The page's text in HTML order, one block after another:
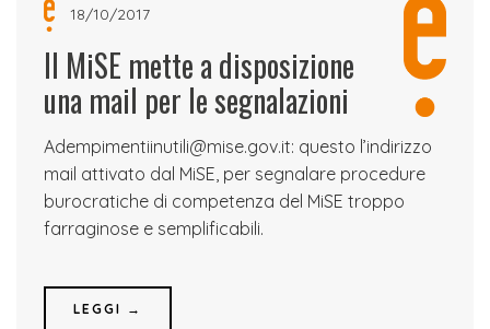
18/10/2017
Il MiSE mette a disposizione
una mail per le segnalazioni
Adempimentiinutili@mise.gov.it: questo l’indirizzo
mail attivato dal MiSE, per segnalare procedure
burocratiche di competenza del MiSE troppo
farraginose e semplificabili.
LEGGI →